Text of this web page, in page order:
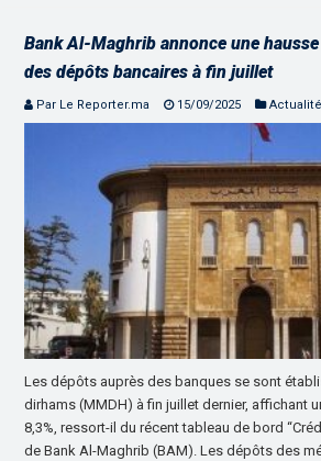
Bank Al-Maghrib annonce une
des dépôts bancaires à fin juillet
Par Le Reporter.ma 15/09/2025
Les dépôts auprès des banques se sont
dirhams (MMDH) à fin juillet dernier, affichant
8,3%, ressort-il du récent tableau de bord
de Bank Al-Maghrib (BAM). Les dépôts des